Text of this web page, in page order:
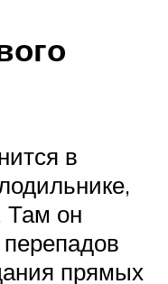
в
Там он
прямых